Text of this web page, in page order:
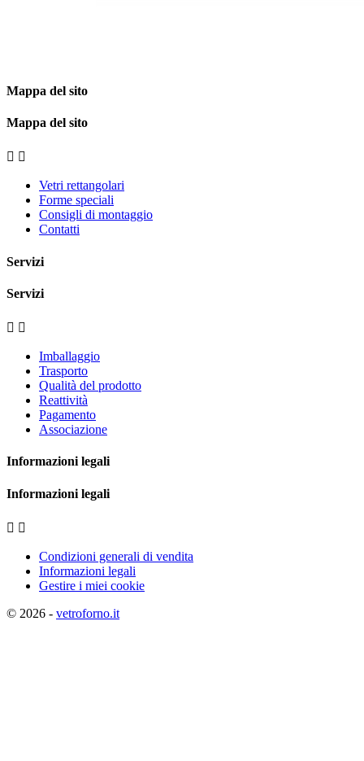
Mappa del sito
Mappa del sito
 
Vetri rettangolari
Forme speciali
Consigli di montaggio
Contatti
Servizi
Servizi
 
Imballaggio
Trasporto
Qualità del prodotto
Reattività
Pagamento
Associazione
Informazioni legali
Informazioni legali
 
Condizioni generali di vendita
Informazioni legali
Gestire i miei cookie
© 2026 - vetroforno.it